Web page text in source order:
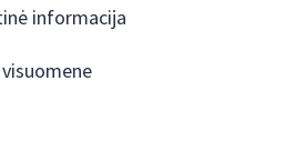
informacija